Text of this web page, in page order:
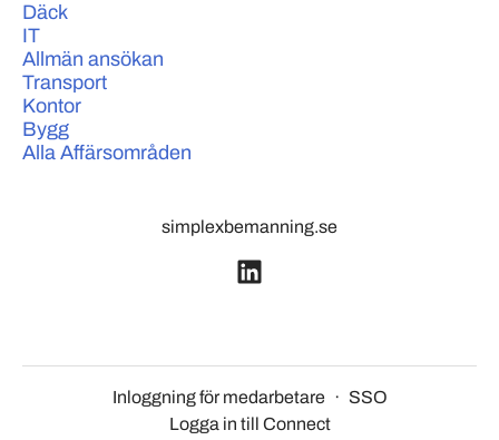
Däck
IT
Allmän ansökan
Transport
Kontor
Bygg
Alla Affärsområden
simplexbemanning.se
Inloggning för medarbetare · SSO
Logga in till Connect